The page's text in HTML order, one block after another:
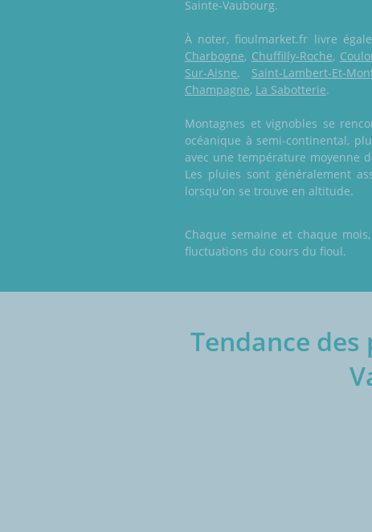
Sainte-Vaubourg.
À noter, fioulmarket.fr livre
Charbogne, Chuffilly-Roche,
Sur-Aisne, Saint-Lambert-Et-
Champagne, La Sabotterie.
Montagnes et vignobles se
océanique à semi-continental,
avec une température moyenne
Les pluies sont généralement
lorsqu'on se trouve en altitude.
Chaque semaine et chaque
fluctuations du cours du fioul.
Tendance